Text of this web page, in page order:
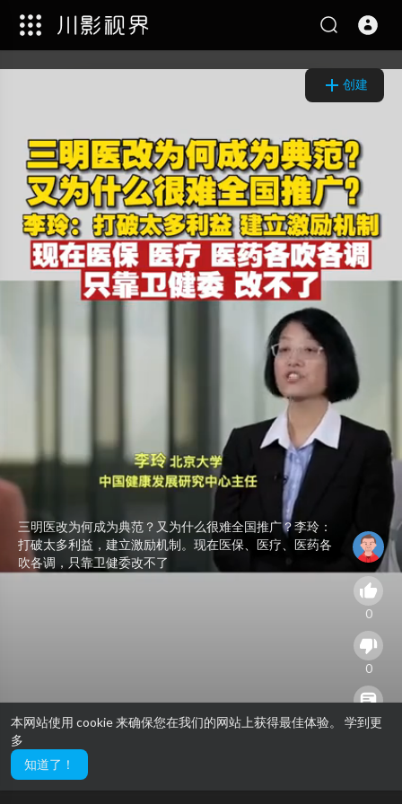
本网站使用 cookie 来确保您在我们的网站上获得最佳体验。 学到更
多
知道了！
创建
⁣⁣三明医改为何成为典范？又为什么很难全国推广？李玲：
打破太多利益，建立激励机制。现在医保、医疗、医药各
吹各调，只靠卫健委改不了
0
0
0